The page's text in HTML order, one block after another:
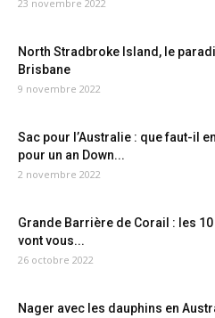
23 novembre 2022
North Stradbroke Island, le
Brisbane
9 novembre 2022
Sac pour l’Australie : que faut-il
pour un an Down...
2 novembre 2022
Grande Barrière de Corail : les
vont vous...
26 octobre 2022
Nager avec les dauphins en